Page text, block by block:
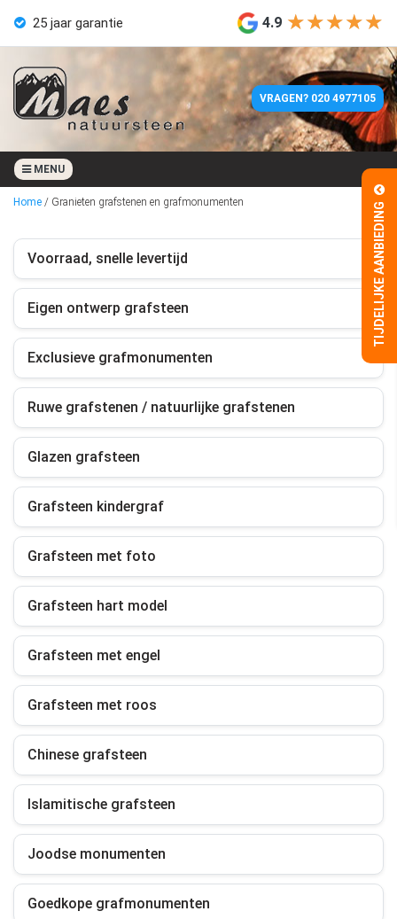
Eigen werkplaats
Geen aanbetaling
4 weken levertijd
25 jaar garantie
Eigen werkplaats
Geen aanbetaling
4.9 ★★★★★
★★★★★
VRAGEN? 020 4977105
MENU
Home / Granieten grafstenen en grafmonumenten
Voorraad, snelle levertijd
Eigen ontwerp grafsteen
Exclusieve grafmonumenten
Ruwe grafstenen / natuurlijke grafstenen
Glazen grafsteen
Grafsteen kindergraf
Grafsteen met foto
Grafsteen hart model
Grafsteen met engel
Grafsteen met roos
Chinese grafsteen
Islamitische grafsteen
Joodse monumenten
Goedkope grafmonumenten
TIJDELIJKE AANBIEDING